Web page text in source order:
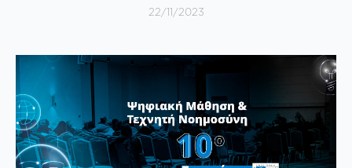
22/11/2023